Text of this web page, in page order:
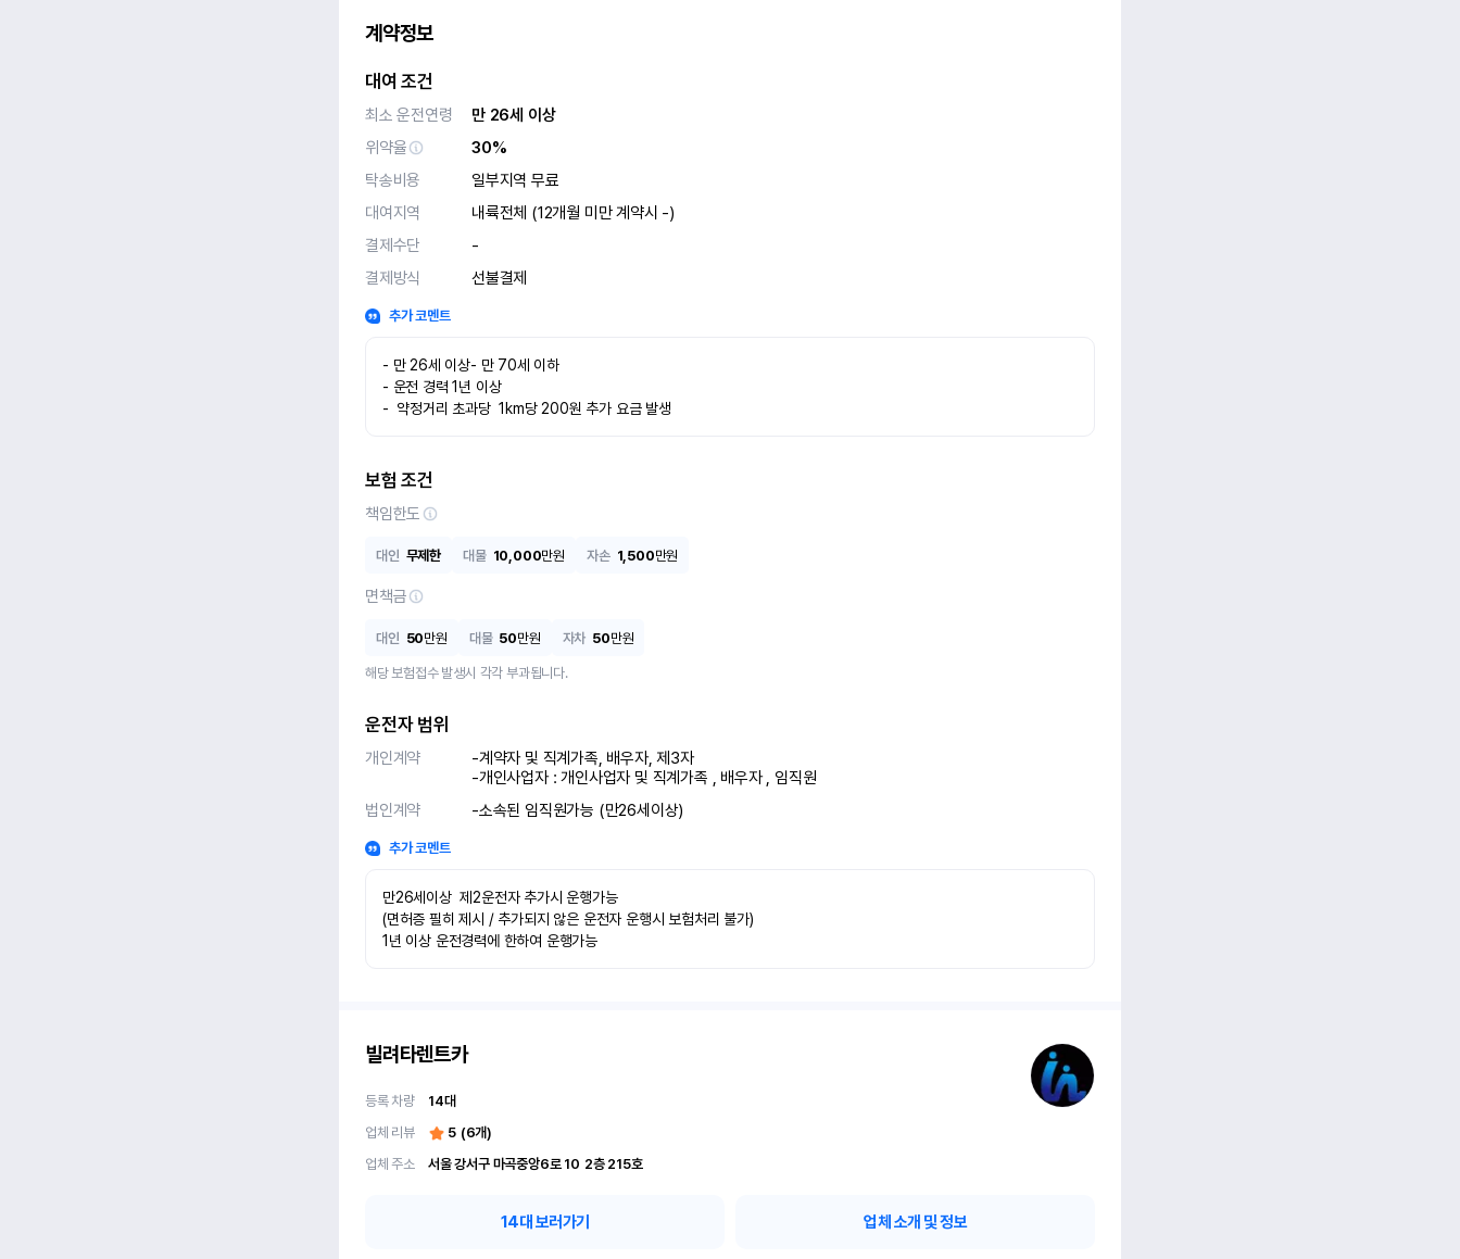
계약정보
대여 조건
최소 운전연령
만 26세 이상
위약율
30%
탁송비용
일부지역 무료
대여지역
내륙전체 (12개월 미만 계약시 -)
결제수단
-
결제방식
선불결제
추가 코멘트
- 만 26세 이상- 만 70세 이하
- 운전 경력 1년 이상
-  약정거리 초과당  1km당 200원 추가 요금 발생
보험 조건
책임한도
대인 무제한 대물 10,000만원 자손 1,500만원
면책금
대인 50만원 대물 50만원 자차 50만원
해당 보험접수 발생시 각각 부과됩니다.
운전자 범위
개인계약
-계약자 및 직계가족, 배우자, 제3자
-개인사업자 : 개인사업자 및 직계가족 , 배우자 , 임직원
법인계약
-소속된 임직원가능 (만26세이상)
추가 코멘트
만26세이상  제2운전자 추가시 운행가능
(면허증 필히 제시 / 추가되지 않은 운전자 운행시 보험처리 불가)
1년 이상 운전경력에 한하여 운행가능
빌려타렌트카
등록 차량 14대
업체 리뷰
5 (6개)
업체 주소
서울 강서구 마곡중앙6로 10	2층 215호
14대 보러가기 업체 소개 및 정보